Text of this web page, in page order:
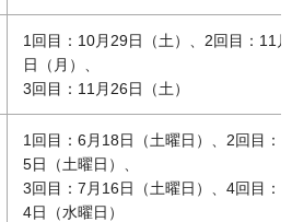
1回目：10月29日（土）、2回目：11
日（月）、
3回目：11月26日（土）
1回目：6月18日（土曜日）、2回目：
5日（土曜日）、
3回目：7月16日（土曜日）、4回目：
4日（水曜日）